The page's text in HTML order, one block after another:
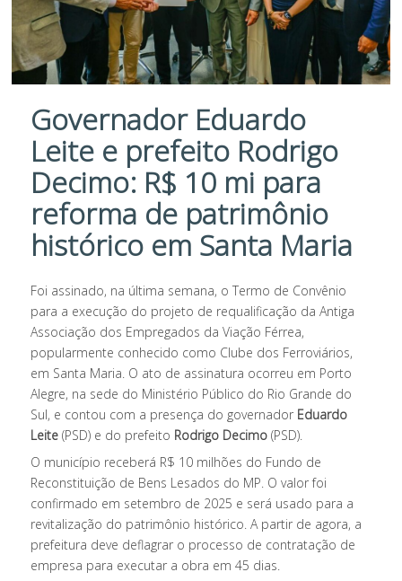
Governador Eduardo
Leite e prefeito Rodrigo
Decimo: R$ 10 mi para
reforma de patrimônio
histórico em Santa Maria
Foi assinado, na última semana, o Termo de Convênio
para a execução do projeto de requalificação da Antiga
Associação dos Empregados da Viação Férrea,
popularmente conhecido como Clube dos Ferroviários,
em Santa Maria. O ato de assinatura ocorreu em Porto
Alegre, na sede do Ministério Público do Rio Grande do
Sul, e contou com a presença do governador Eduardo
Leite (PSD) e do prefeito Rodrigo Decimo (PSD).
O município receberá R$ 10 milhões do Fundo de
Reconstituição de Bens Lesados do MP. O valor foi
confirmado em setembro de 2025 e será usado para a
revitalização do patrimônio histórico. A partir de agora, a
prefeitura deve deflagrar o processo de contratação de
empresa para executar a obra em 45 dias.